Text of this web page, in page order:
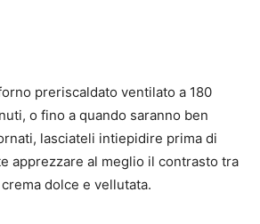
preriscaldato ventilato a 180
o fino a quando saranno ben
lasciateli intiepidire prima di
apprezzare al meglio il contrasto tra
dolce e vellutata.